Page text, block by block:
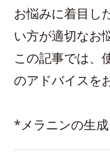
お悩みに着目し
い方が適切なお
この記事では、
のアドバイスを
*メラニンの生